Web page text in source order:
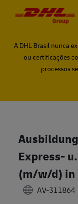
A DHL Brasil nunca
ou certificações
processos
Express-
(m/w/d) in
AV-311864